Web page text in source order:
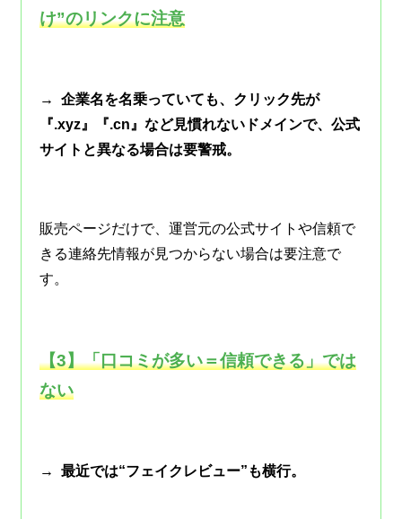
け”のリンクに注意
→ 企業名を名乗っていても、クリック先が
『.xyz』『.cn』など見慣れないドメインで、公式
サイトと異なる場合は要警戒。
販売ページだけで、運営元の公式サイトや信頼で
きる連絡先情報が見つからない場合は要注意で
す。
【3】「口コミが多い＝信頼できる」では
ない
→ 最近では“フェイクレビュー”も横行。